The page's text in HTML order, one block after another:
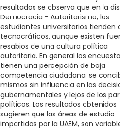
resultados se observa que en la
Democracia - Autoritarismo, los
estudiantes universitarios tienden
tecnocráticos, aunque existen
resabios de una cultura política
autoritaria. En general los
tienen una percepción de baja
competencia ciudadana, se
mismos sin influencia en las
gubernamentales y lejos de los
políticos. Los resultados obtenidos
sugieren que las áreas de estudio
impartidas por la UAEM, son